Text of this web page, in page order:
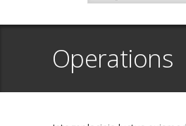
Operations